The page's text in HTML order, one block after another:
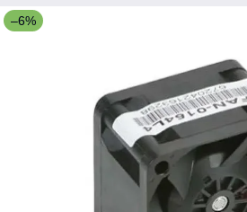
–6%